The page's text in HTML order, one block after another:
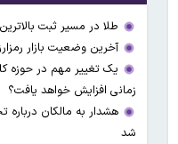
طلا در مسیر ثبت
آخرین وضعیت بازار رمزارزها در
یک تغییر مهم در حوزه
زمانی افزایش خواهد یافت؟
هشدار به مالکان درباره
شد